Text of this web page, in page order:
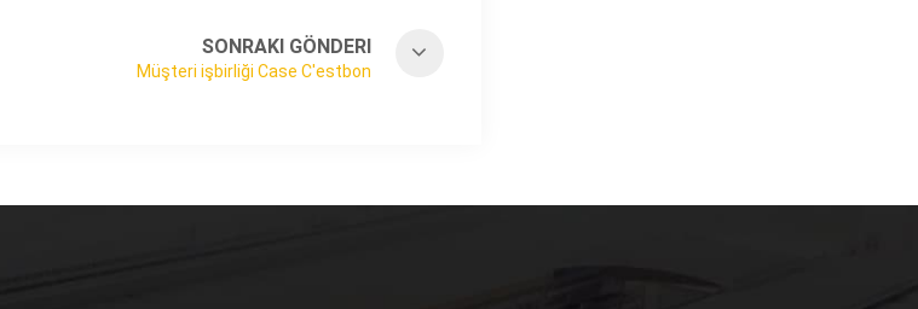
SONRAKI GÖNDERI
Müşteri işbirliği Case C'estbon